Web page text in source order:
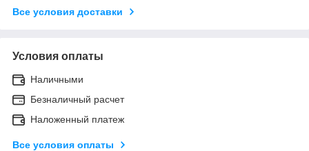
Все условия доставки
Условия оплаты
Наличными
Безналичный расчет
Наложенный платеж
Все условия оплаты